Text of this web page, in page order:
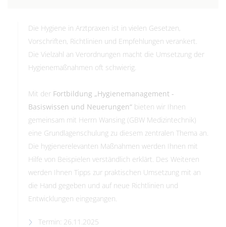
Die Hygiene in Arztpraxen ist in vielen Gesetzen,
Vorschriften, Richtlinien und Empfehlungen verankert.
Die Vielzahl an Verordnungen macht die Umsetzung der
Hygienemaßnahmen oft schwierig.
Mit der Fortbildung „Hygienemanagement -
Basiswissen und Neuerungen“ bieten wir Ihnen
gemeinsam mit Herrn Wansing (GBW Medizintechnik)
eine Grundlagenschulung zu diesem zentralen Thema an.
Die hygienerelevanten Maßnahmen werden Ihnen mit
Hilfe von Beispielen verständlich erklärt. Des Weiteren
werden Ihnen Tipps zur praktischen Umsetzung mit an
die Hand gegeben und auf neue Richtlinien und
Entwicklungen eingegangen.
Termin: 26.11.2025